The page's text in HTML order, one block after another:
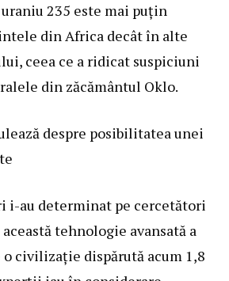
235 este mai puțin
din Africa decât în alte
ceea ce a ridicat suspiciuni
din zăcământul Oklo.
despre posibilitatea unei
i-au determinat pe cercetători
această tehnologie avansată a
civilizație dispărută acum 1,8